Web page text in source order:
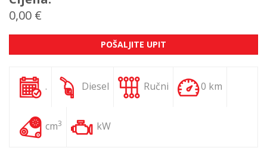
0,00 €
POŠALJITE UPIT
. Diesel Ručni 0 km
cm3 kW